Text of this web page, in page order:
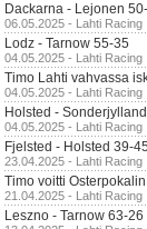
Dackarna - Lejonen
06.05.2025 - Lahti Racing
Lodz - Tarnow 55-35
04.05.2025 - Lahti Racing
Timo Lahti vahvassa
04.05.2025 - Lahti Racing
Holsted -
04.05.2025 - Lahti Racing
Fjelsted - Holsted 39-45
23.04.2025 - Lahti Racing
Timo voitti
21.04.2025 - Lahti Racing
Leszno - Tarnow 63-26